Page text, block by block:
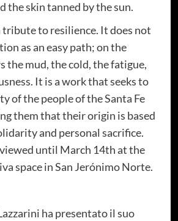
the skin tanned by the sun.
tribute to resilience. It does not
as an easy path; on the
the mud, the cold, the fatigue,
It is a work that seeks to
of the people of the Santa Fe
them that their origin is based
and personal sacrifice.
until March 14th at the
space in San Jerónimo Norte.
ha presentato il suo